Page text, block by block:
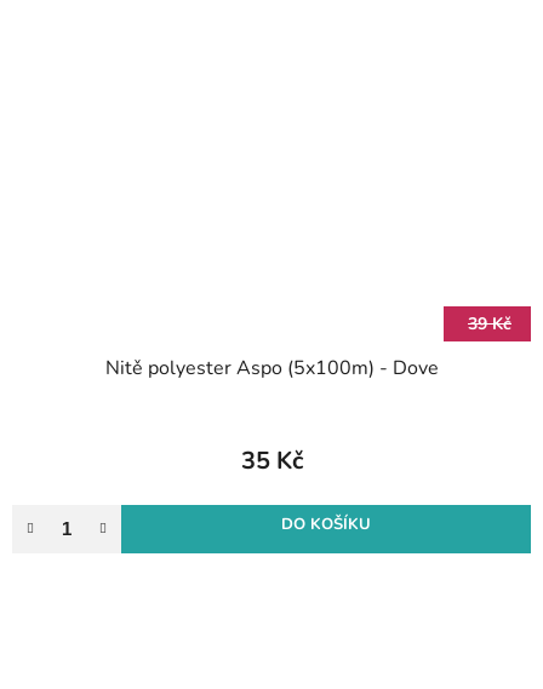
39 Kč
Nitě polyester Aspo (5x100m) - Dove
35 Kč
DO KOŠÍKU